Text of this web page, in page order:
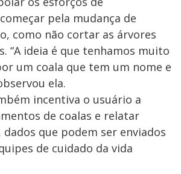
pela mudança de
como não cortar as árvores
“A ideia é que tenhamos muito
um coala que tem um nome e
ela.
incentiva o usuário a
de coalas e relatar
dados que podem ser enviados
de cuidado da vida